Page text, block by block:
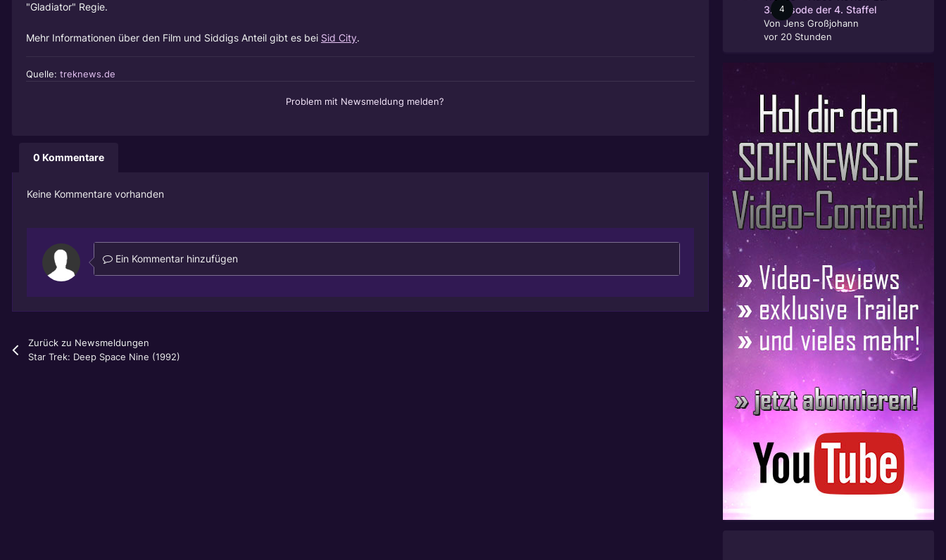
"Gladiator" Regie.
Mehr Informationen über den Film und Siddigs Anteil gibt es bei Sid City.
Quelle: treknews.de
Problem mit Newsmeldung melden?
0 Kommentare
Keine Kommentare vorhanden
Ein Kommentar hinzufügen
Zurück zu Newsmeldungen
Star Trek: Deep Space Nine (1992)
4
3. Episode der 4. Staffel
VonJens Großjohann
vor 20 Stunden